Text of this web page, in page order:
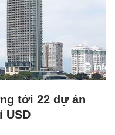
tới 22 dự án
USD